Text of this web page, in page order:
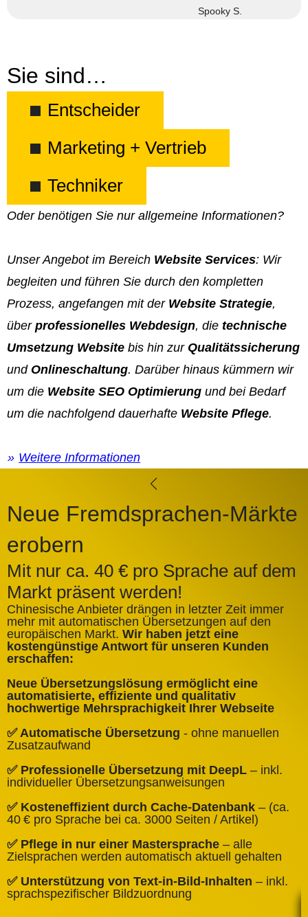
Spooky S.
Sie sind…
Entscheider
Marketing + Vertrieb
Techniker
Oder benötigen Sie nur allgemeine Informationen?
Unser Angebot im Bereich Website Services: Wir
begleiten und führen Sie durch den kompletten
Prozess, angefangen mit der Website Strategie,
überprofessionelles Webdesign, die technische
Umsetzung Website bis hin zur Qualitätssicherung
und Onlineschaltung. Darüber hinaus kümmern wir
um die Website SEO Optimierung und bei Bedarf
um die nachfolgend dauerhafte Website Pflege.
Weitere Informationen
Neue Fremdsprachen-Märkte
erobern
Mit nur ca. 40 € pro Sprache auf dem
Markt präsent werden!
Chinesische Anbieter drängen in letzter Zeit immer
mehr mit automatischen Übersetzungen auf den
europäischen Markt. Wir haben jetzt eine
kostengünstige Antwort für unseren Kunden
erschaffen:
Neue Übersetzungslösung ermöglicht eine
automatisierte, effiziente und qualitativ
hochwertige Mehrsprachigkeit Ihrer Webseite
✅ Automatische Übersetzung - ohne manuellen
Zusatzaufwand
✅ Professionelle Übersetzung mit DeepL – inkl.
individueller Übersetzungsanweisungen
✅ Kosteneffizient durch Cache‑Datenbank – (ca.
40 € pro Sprache bei ca. 3000 Seiten / Artikel)
✅ Pflege in nur einer Mastersprache – alle
Zielsprachen werden automatisch aktuell gehalten
✅ Unterstützung von Text‑in‑Bild‑Inhalten – inkl.
sprachspezifischer Bildzuordnung